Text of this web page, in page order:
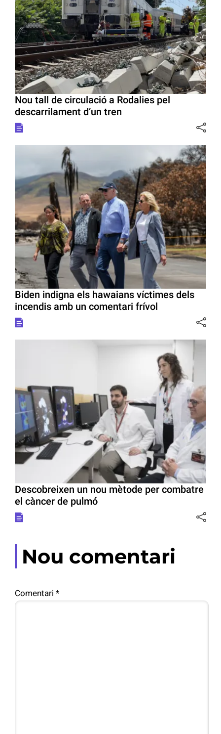
Nou tall de circulació a Rodalies pel
descarrilament d’un tren
Biden indigna els hawaians víctimes dels
incendis amb un comentari frívol
Descobreixen un nou mètode per combatre
el càncer de pulmó
Nou comentari
Comentari *